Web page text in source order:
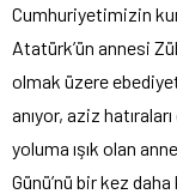
Cumhuriyetimizin
Atatürk’ün annesi
olmak üzere
anıyor, aziz
yoluma ışık olan
Günü’nü bir kez